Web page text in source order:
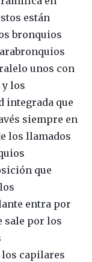
están
bronquios
unos con
los
integrada que
siempre en
los llamados
que
entra por
sale por los
capilares